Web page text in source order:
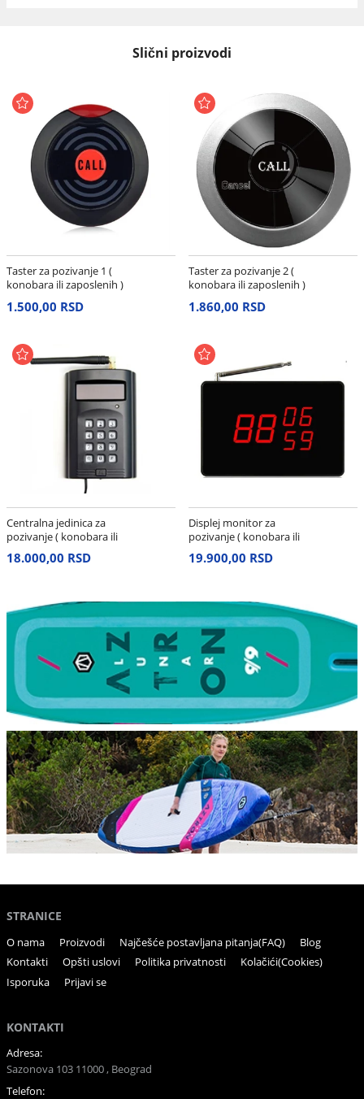
Slični proizvodi
Taster za pozivanje 1 (
konobara ili zaposlenih )
1.500,00 RSD
Taster za pozivanje 2 (
konobara ili zaposlenih )
1.860,00 RSD
Centralna jedinica za
pozivanje ( konobara ili
zaposlenih )
18.000,00 RSD
Displej monitor za
pozivanje ( konobara ili
zaposlenih )
19.900,00 RSD
STRANICE
O nama Proizvodi Najčešće postavljana pitanja(FAQ)
Blog
Kontakti
Opšti uslovi Politika privatnosti
Kolačići(Cookies)
Isporuka
Prijavi se
KONTAKTI
Adresa:
Sazonova 103 11000 , Beograd
Telefon: